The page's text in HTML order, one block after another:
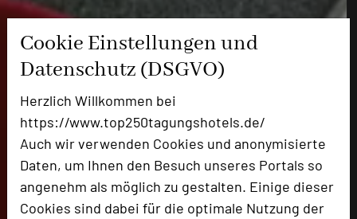
Cookie Einstellungen und
Datenschutz (DSGVO)
Herzlich Willkommen bei
https://www.top250tagungshotels.de/
Auch wir verwenden Cookies und anonymisierte
Daten, um Ihnen den Besuch unseres Portals so
angenehm als möglich zu gestalten. Einige dieser
Cookies sind dabei für die optimale Nutzung der